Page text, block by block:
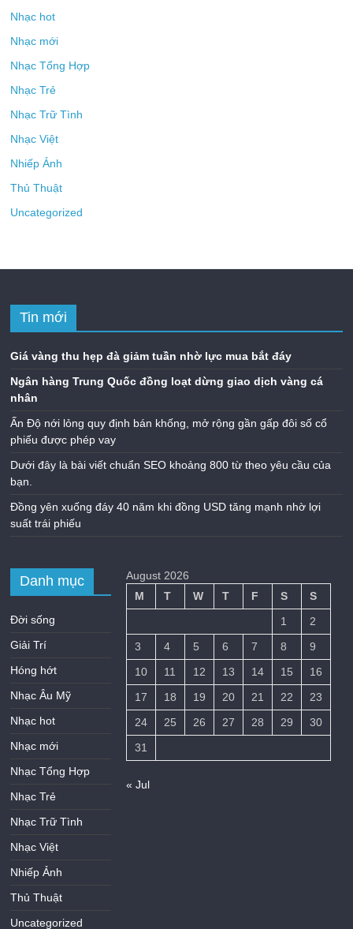
Nhạc hot
Nhạc mới
Nhạc Tổng Hợp
Nhạc Trẻ
Nhạc Trữ Tình
Nhạc Việt
Nhiếp Ảnh
Thủ Thuật
Uncategorized
Tin mới
Giá vàng thu hẹp đà giảm tuần nhờ lực mua bắt đáy
Ngân hàng Trung Quốc đồng loạt dừng giao dịch vàng cá
nhân
Ấn Độ nới lỏng quy định bán khống, mở rộng gần gấp đôi số cổ
phiếu được phép vay
Dưới đây là bài viết chuẩn SEO khoảng 800 từ theo yêu cầu của
bạn.
Đồng yên xuống đáy 40 năm khi đồng USD tăng mạnh nhờ lợi
suất trái phiếu
Danh mục
Đời sống
Giải Trí
Hóng hớt
Nhạc Âu Mỹ
Nhạc hot
Nhạc mới
Nhạc Tổng Hợp
Nhạc Trẻ
Nhạc Trữ Tình
Nhạc Việt
Nhiếp Ảnh
Thủ Thuật
Uncategorized
August 2026
M
T W T F S
S
1
2
3
4 5 6 7 8
9
10
11 12 13 14 15
16
17
18 19 20 21 22
23
24
25 26 27 28 29
30
31
« Jul